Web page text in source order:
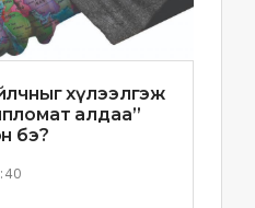
хүлээлгэж
алдаа”
бэ?